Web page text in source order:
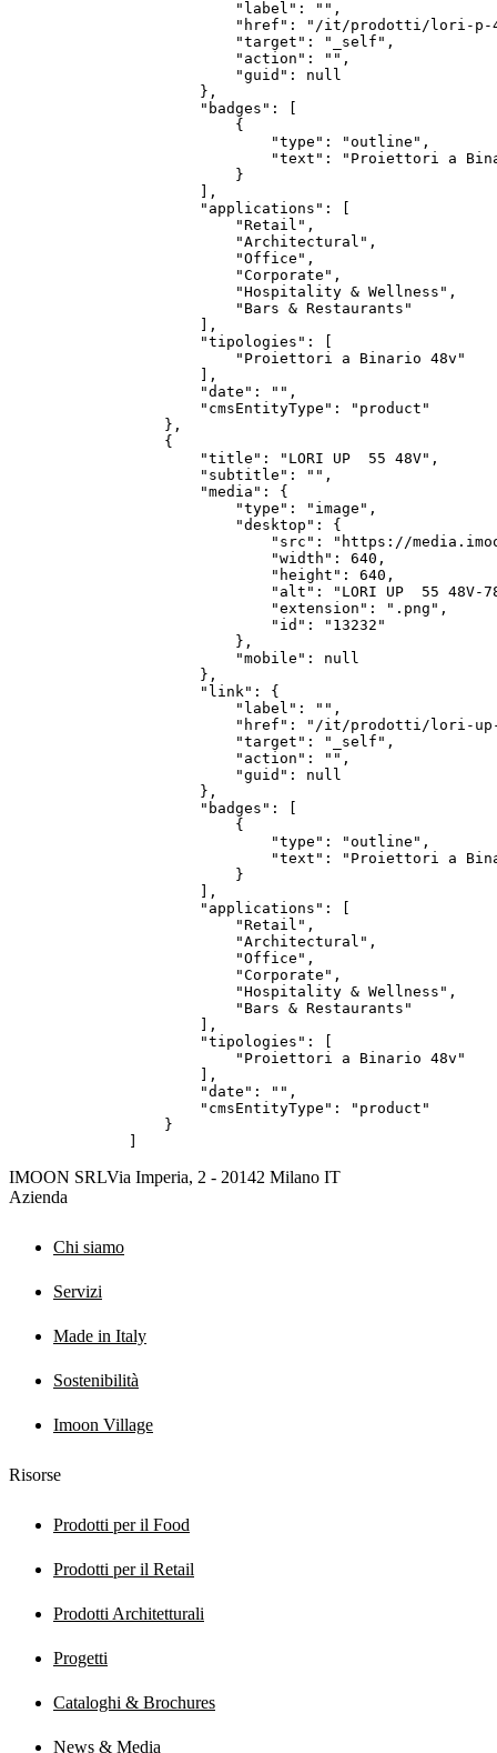
IMOON SRLVia Imperia, 2 - 20142 Milano IT
Azienda
Chi siamo
Servizi
Made in Italy
Sostenibilità
Imoon Village
Risorse
Prodotti per il Food
Prodotti per il Retail
Prodotti Architetturali
Progetti
Cataloghi & Brochures
News & Media